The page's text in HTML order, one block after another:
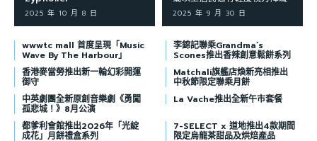
2025 年 10 月 8 日 2025 年 9 月 30 日
wwwtc mall 首度呈現「Music
Wave By The Harbour」
李錦記聯乘Grandma’s
Scones推出香辣創意鬆餅系列
香港麥當勞推出新一輪幻彩開運
御守
Matchali旗艦店煥新亮相推出
中秋節限定聯乘月餅
中英劇團全新原創音樂劇《勇闖
孤悲城！》8月公演
La Vache推出全新午市套餐
都爹利會館推出2026年「光綻
成花」月餅禮盒系列
7-SELECT x 道地推出4款期間
限定烏龍茶甜品及烘焙產品